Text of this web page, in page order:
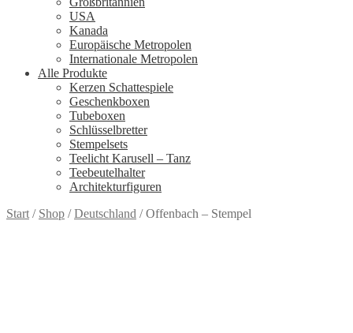
USA
Kanada
Europäische Metropolen
Internationale Metropolen
Alle Produkte
Kerzen Schattespiele
Geschenkboxen
Tubeboxen
Schlüsselbretter
Stempelsets
Teelicht Karusell – Tanz
Teebeutelhalter
Architekturfiguren
Start / Shop /Deutschland /Offenbach – Stempel